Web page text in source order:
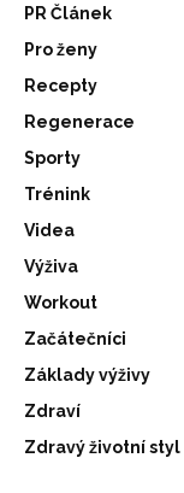
PR Článek
Pro ženy
Recepty
Regenerace
Sporty
Trénink
Videa
Výživa
Workout
Začátečníci
Základy výživy
Zdraví
Zdravý životní styl